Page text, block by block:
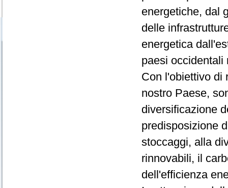
energetiche, dal
delle
energetica
paesi occidentali
Con l'obiettivo di
nostro Paese,
diversificazione
predisposizione
stoccaggi, alla
rinnovabili, il
dell'efficienza